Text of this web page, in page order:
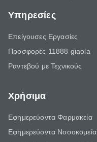
Υπηρεσίες
Επείγουσες Εργασίες
Προσφορές 11888 giaola
Ραντεβού με Τεχνικούς
Χρήσιμα
Εφημερεύοντα Φαρμακεία
Εφημερεύοντα Νοσοκομεία